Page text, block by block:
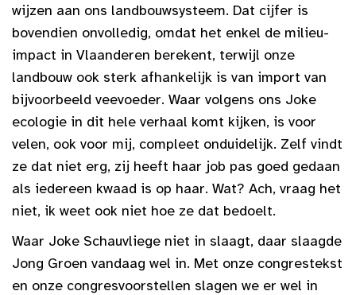
wijzen aan ons landbouwsysteem. Dat cijfer is
bovendien onvolledig, omdat het enkel de milieu-
impact in Vlaanderen berekent, terwijl onze
landbouw ook sterk afhankelijk is van import van
bijvoorbeeld veevoeder. Waar volgens ons Joke
ecologie in dit hele verhaal komt kijken, is voor
velen, ook voor mij, compleet onduidelijk. Zelf vindt
ze dat niet erg, zij heeft haar job pas goed gedaan
als iedereen kwaad is op haar. Wat? Ach, vraag het
niet, ik weet ook niet hoe ze dat bedoelt.
Waar Joke Schauvliege niet in slaagt, daar slaagde
Jong Groen vandaag wel in. Met onze congrestekst
en onze congresvoorstellen slagen we er wel in